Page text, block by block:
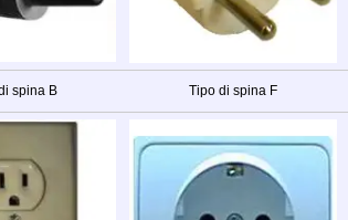
spina B Tipo di spina F